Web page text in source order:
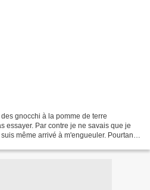
gnocchi à la pomme de terre
essayer. Par contre je ne savais que je
même arrivé à m'engueuler. Pourtant